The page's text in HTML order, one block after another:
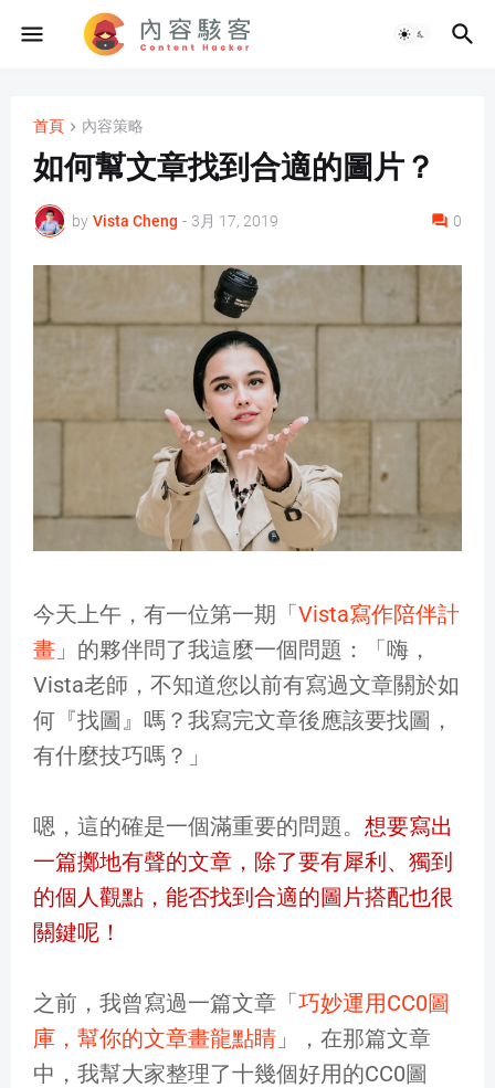
首頁 內容策略
如何幫文章找到合適的圖片？
by Vista Cheng - 3月 17, 2019 0
今天上午，有一位第一期「Vista寫作陪伴計
畫 」的夥伴問了我這麼一個問題：「嗨，
Vista老師，不知道您以前有寫過文章關於如
何『找圖』嗎？我寫完文章後應該要找圖，
有什麼技巧嗎？」
嗯，這的確是一個滿重要的問題。 想要寫出
一篇擲地有聲的文章，除了要有犀利、獨到
的個人觀點，能否找到合適的圖片搭配也很
關鍵呢！
之前，我曾寫過一篇文章「巧妙運用CC0圖
庫，幫你的文章畫龍點睛 」，在那篇文章
中，我幫大家整理了十幾個好用的CC0圖